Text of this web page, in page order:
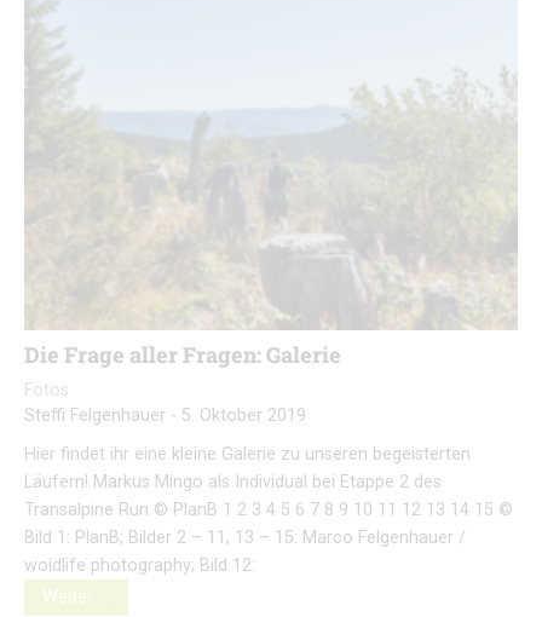
Die Frage aller Fragen: Galerie
Fotos
Steffi Felgenhauer - 5. Oktober 2019
Hier findet ihr eine kleine Galerie zu unseren begeisterten
Läufern! Markus Mingo als Individual bei Etappe 2 des
Transalpine Run © PlanB 1 2 3 4 5 6 7 8 9 10 11 12 13 14 15 ©
Bild 1: PlanB; Bilder 2 – 11, 13 – 15: Marco Felgenhauer /
woidlife photography; Bild 12:
Weiter …